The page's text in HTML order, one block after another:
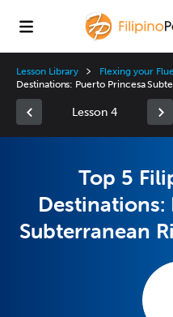
Lesson Library Flexing your
Destinations: Puerto Princesa
Lesson 4
Top 5
Destinations:
Subterranean